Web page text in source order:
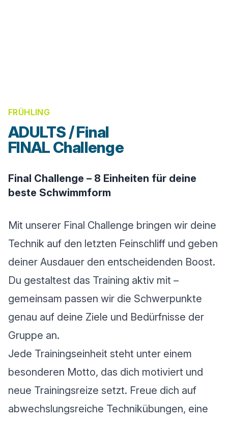
FRÜHLING
ADULTS / Final
FINAL Challenge
Final Challenge – 8 Einheiten für deine
beste Schwimmform
Mit unserer Final Challenge bringen wir deine
Technik auf den letzten Feinschliff und geben
deiner Ausdauer den entscheidenden Boost.
Du gestaltest das Training aktiv mit –
gemeinsam passen wir die Schwerpunkte
genau auf deine Ziele und Bedürfnisse der
Gruppe an.
Jede Trainingseinheit steht unter einem
besonderen Motto, das dich motiviert und
neue Trainingsreize setzt. Freue dich auf
abwechslungsreiche Technikübungen, eine